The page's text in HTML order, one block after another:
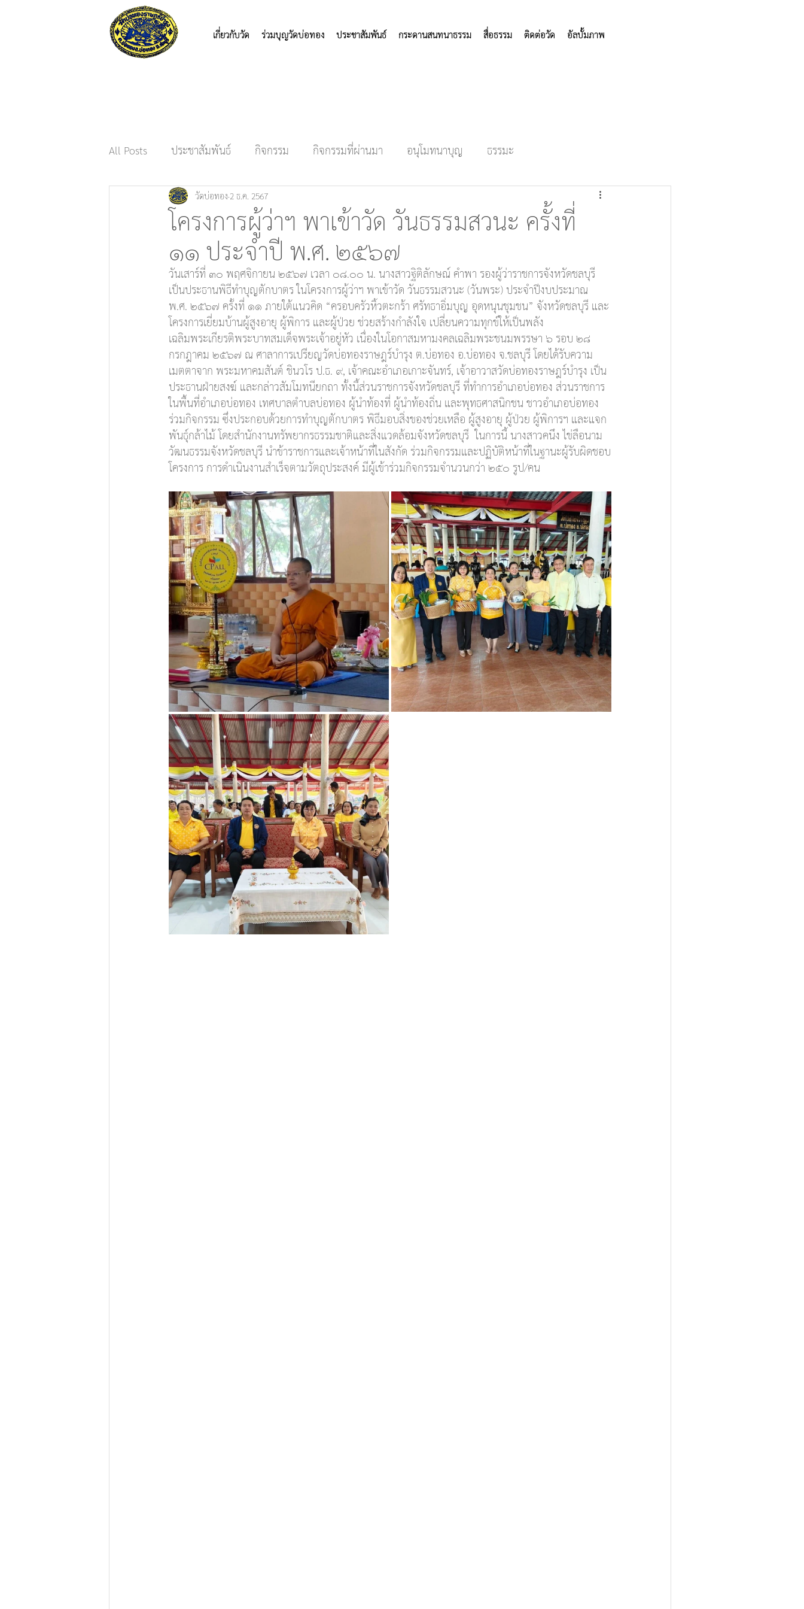
เกี่ยวกับวัด ร่วมบุญวัดบ่อทอง ประชาสัมพันธ์ กระดานสนทนาธรรม สื่อธรรม ติดต่อวัด อัลบั้มภาพ
All Posts ประชาสัมพันธ์ กิจกรรม กิจกรรมที่ผ่านมา อนุโมทนาบุญ ธรรมะ
โครงการผู้ว่าฯ พาเข้าวัด วันธรรมสวนะ ครั้งที่
๑๑ ประจำปี พ.ศ. ๒๕๖๗
วัดบ่อทอง 2 ธ.ค. 2567
วันเสาร์ที่ ๓๐ พฤศจิกายน ๒๕๖๗ เวลา ๐๘.๐๐ น. นางสาวฐิติลักษณ์ คำพา รองผู้ว่าราชการจังหวัดชลบุรี
เป็นประธานพิธีทำบุญตักบาตร ในโครงการผู้ว่าฯ พาเข้าวัด วันธรรมสวนะ (วันพระ) ประจำปีงบประมาณ
พ.ศ. ๒๕๖๗ ครั้งที่ ๑๑ ภายใต้แนวคิด “ครอบครัวหิ้วตะกร้า ศรัทธาอิ่มบุญ อุดหนุนชุมชน” จังหวัดชลบุรี และ
โครงการเยี่ยมบ้านผู้สูงอายุ ผู้พิการ และ​ผู้ป่วย ช่วยสร้างกำลังใจ เปลี่ยนความทุกข์ให้เป็นพลัง
เฉลิมพระเกียรติพระบาทสมเด็จพระเจ้าอยู่หัว เนื่องในโอกาสมหามงคลเฉลิมพระชนมพรรษา ๖ รอบ ๒๘
กรกฎาคม ๒๕๖๗ ณ ศาลาการเปรียญวัดบ่อทองราษฎร์บำรุง ต.บ่อทอง อ.บ่อทอง จ.ชลบุรี โดยได้รับความ
เมตตาจาก พระมหาคมสันต์ ชินวโร ป.ธ. ๙, เจ้าคณะอำเภอเกาะจันทร์, เจ้าอาวาสวัดบ่อทองราษฎร์บำรุง เป็น
ประธานฝ่ายสงฆ์ และกล่าวสัมโมทนียกถา ทั้งนี้ส่วนราชการจังหวัดชลบุรี ที่ทำการอำเภอบ่อทอง ส่วนราชการ
ในพื้นที่อำเภอบ่อทอง เทศบาลตำบลบ่อทอง ผู้นำท้องที่ ผู้นำท้องถิ่น และพุทธศาสนิกชน ชาวอำเภอบ่อทอง
ร่วมกิจกรรม ซึ่งประกอบด้วยการทำบุญตักบาตร พิธีมอบสิ่งของช่วยเหลือ ผู้สูงอายุ ผู้ป่วย ผู้พิการฯ และแจก
พันธุ์กล้าไม้ โดยสำนักงานทรัพยากรธรรมชาติและสิ่งแวดล้อมจังหวัดชลบุรี  ในการนี้ นางสาวคนึง ไข่ลือนาม
วัฒนธรรมจังหวัดชลบุรี นำข้าราชการและเจ้าหน้าที่ในสังกัด ร่วมกิจกรรมและปฏิบัติหน้าที่ในฐานะผู้รับผิดชอบ
โครงการ การดำเนินงานสำเร็จตามวัตถุประสงค์ มีผู้เข้าร่วมกิจกรรมจำนวนกว่า ๒๕๐ รูป/คน